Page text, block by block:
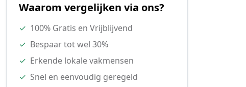
Waarom vergelijken via ons?
✓ 100% Gratis en Vrijblijvend
✓ Bespaar tot wel 30%
✓ Erkende lokale vakmensen
✓ Snel en eenvoudig geregeld